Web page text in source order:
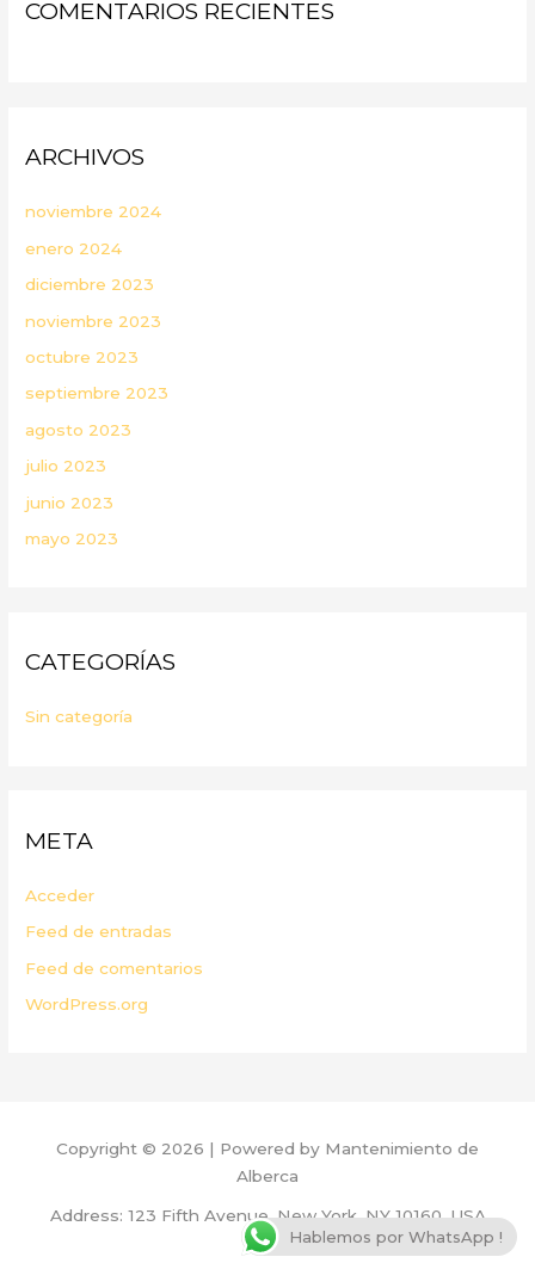
COMENTARIOS RECIENTES
ARCHIVOS
noviembre 2024
enero 2024
diciembre 2023
noviembre 2023
octubre 2023
septiembre 2023
agosto 2023
julio 2023
junio 2023
mayo 2023
CATEGORÍAS
Sin categoría
META
Acceder
Feed de entradas
Feed de comentarios
WordPress.org
Copyright © 2026 | Powered by Mantenimiento de
Alberca
Address: 123 Fifth Avenue, New York, NY 10160, USA
Hablemos por WhatsApp !